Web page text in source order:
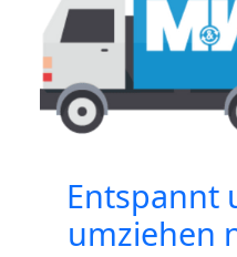
Entspannt
umziehen